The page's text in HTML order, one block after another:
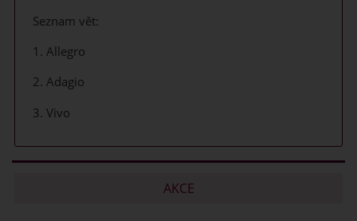
Seznam vět:
1. Allegro
2. Adagio
3. Vivo
AKCE